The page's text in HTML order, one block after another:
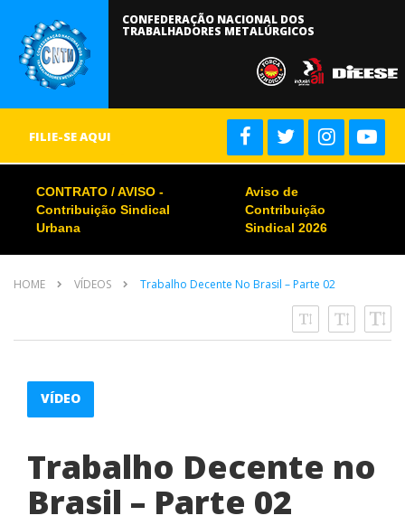
CONFEDERAÇÃO NACIONAL DOS
TRABALHADORES METALÚRGICOS
FILIE-SE AQUI
CONTRATO / AVISO -
Contribuição Sindical
Urbana
Aviso de
Contribuição
Sindical 2026
HOME VÍDEOS Trabalho Decente No Brasil – Parte 02
VÍDEO
Trabalho Decente no
Brasil – Parte 02